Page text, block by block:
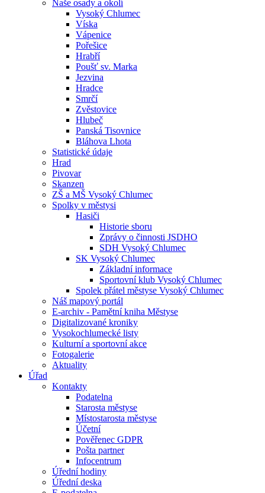
Naše osady a okolí
Vysoký Chlumec
Víska
Vápenice
Pořešice
Hrabří
Poušť sv. Marka
Jezvina
Hradce
Smrčí
Zvěstovice
Hlubeč
Panská Tisovnice
Bláhova Lhota
Statistické údaje
Hrad
Pivovar
Skanzen
ZŠ a MŠ Vysoký Chlumec
Spolky v městysi
Hasiči
Historie sboru
Zprávy o činnosti JSDHO
SDH Vysoký Chlumec
SK Vysoký Chlumec
Základní informace
Sportovní klub Vysoký Chlumec
Spolek přátel městyse Vysoký Chlumec
Náš mapový portál
E-archiv - Pamětní kniha Městyse
Digitalizované kroniky
Vysokochlumecké listy
Kulturní a sportovní akce
Fotogalerie
Aktuality
Úřad
Kontakty
Podatelna
Starosta městyse
Místostarosta městyse
Účetní
Pověřenec GDPR
Pošta partner
Infocentrum
Úřední hodiny
Úřední deska